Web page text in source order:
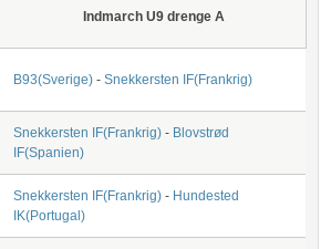
Indmarch U9 drenge A
B93(Sverige) -Snekkersten IF(Frankrig)
Snekkersten IF(Frankrig) - Blovstrød
IF(Spanien)
Snekkersten IF(Frankrig) - Hundested
IK(Portugal)